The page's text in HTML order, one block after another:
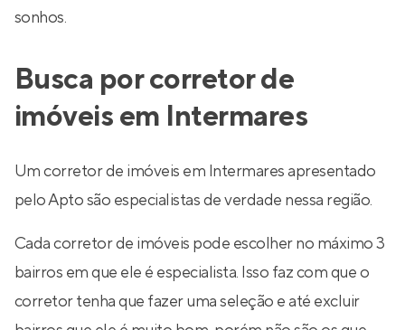
sonhos.
Busca por corretor de
imóveis em Intermares
Um corretor de imóveis em Intermares apresentado
pelo Apto são especialistas de verdade nessa região.
Cada corretor de imóveis pode escolher no máximo 3
bairros em que ele é especialista. Isso faz com que o
corretor tenha que fazer uma seleção e até excluir